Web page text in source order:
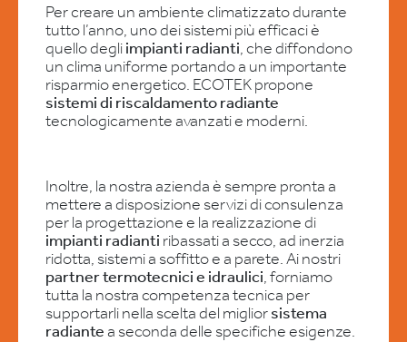
Per creare un ambiente climatizzato durante
tutto l’anno, uno dei sistemi più efficaci è
quello degliimpianti radianti, che diffondono
un clima uniforme portando a un importante
risparmio energetico. ECOTEK propone
sistemi di riscaldamento radiante
tecnologicamente avanzati e moderni.
Inoltre, la nostra azienda è sempre pronta a
mettere a disposizione servizi di consulenza
per la progettazione e la realizzazione di
impianti radianti ribassati a secco, ad inerzia
ridotta, sistemi a soffitto e a parete. Ai nostri
partner termotecnici e idraulici, forniamo
tutta la nostra competenza tecnica per
supportarli nella scelta del migliorsistema
radiante a seconda delle specifiche esigenze.